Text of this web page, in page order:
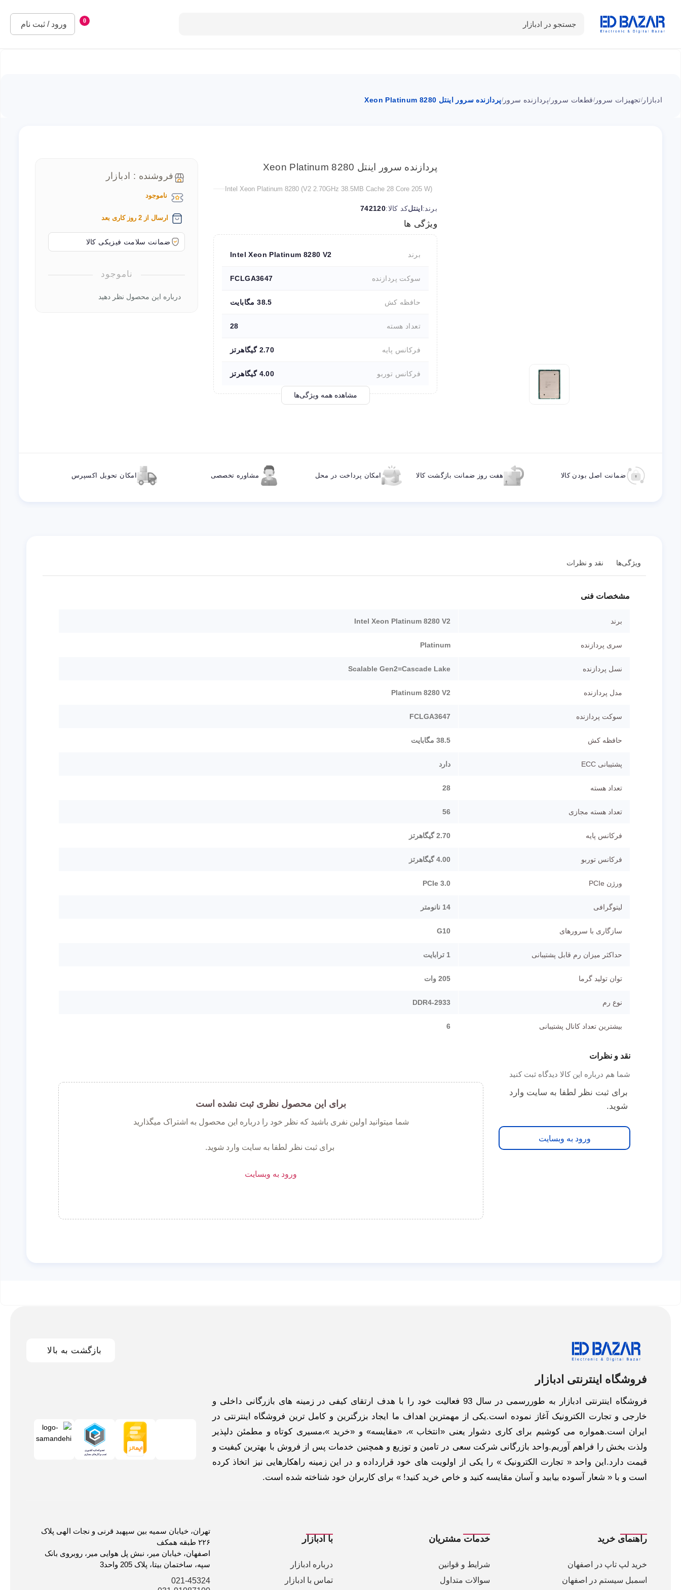
جستجو در ادبازار 0
ورود / ثبت نام
دسته بندی محصولات
ادبازار /تجهیزات سرور/قطعات سرور /پردازنده سرور/پردازنده سرور اینتل Xeon Platinum 8280
پردازنده سرور اینتل Xeon Platinum 8280
Intel Xeon Platinum 8280 (V2 2.70GHz 38.5MB Cache 28 Core 205 W)
برند: اینتلکد کالا:742120
ویژگی ها
برند Intel Xeon Platinum 8280 V2
سوکت پردازنده FCLGA3647
حافظه کش 38.5 مگابایت
تعداد هسته 28
فرکانس پایه 2.70 گیگاهرتز
فرکانس توربو 4.00 گیگاهرتز
مشاهده همه ویژگی‌ها
فروشنده : ادبازار
ناموجود
ارسال از 2 روز کاری بعد
ضمانت سلامت فیزیکی کالا
ناموجود
درباره این محصول نظر دهید
ضمانت اصل بودن کالا هفت روز ضمانت بازگشت کالا امکان پرداخت در محل مشاوره تخصصی امکان تحویل اکسپرس
ویژگی‌ها نقد و نظرات
مشخصات فنی
برند Intel Xeon Platinum 8280 V2
سری پردازنده Platinum
نسل پردازنده Scalable Gen2=Cascade Lake
مدل پردازنده Platinum 8280 V2
سوکت پردازنده FCLGA3647
حافظه کش 38.5 مگابایت
پشتیبانی ECC دارد
تعداد هسته 28
تعداد هسته مجازی 56
فرکانس پایه 2.70 گیگاهرتز
فرکانس توربو 4.00 گیگاهرتز
ورژن PCIe PCIe 3.0
لیتوگرافی 14 نانومتر
سازگاری با سرورهای G10
حداکثر میزان رم قابل پشتیبانی 1 ترابایت
توان تولید گرما 205 وات
نوع رم DDR4-2933
بیشترین تعداد کانال پشتیبانی 6
نقد و نظرات
شما هم درباره این کالا دیدگاه ثبت کنید
برای ثبت نظر لطفا به سایت وارد
شوید.
ورود به وبسایت
برای این محصول نظری ثبت نشده است
شما میتوانید اولین نفری باشید که نظر خود را درباره این محصول به اشتراک میگذارید
برای ثبت نظر لطفا به سایت وارد شوید.
ورود به وبسایت
بازگشت به بالا
فروشگاه اینترنتی ادبازار
فروشگاه اینترنتی ادبازار به طوررسمی در سال 93 فعالیت خود را با هدف ارتقای کیفی در زمینه های بازرگانی داخلی و
خارجی و تجارت الکترونیک آغاز نموده است.یکی از مهمترین اهداف ما ایجاد بزرگترین و کامل ترین فروشگاه اینترنتی در
ایران است.همواره می کوشیم برای کاری دشوار یعنی «انتخاب »، «مقایسه» و «خرید »،مسیری کوتاه و مطمئن دلپذیر
ولذت بخش را فراهم آوریم.واحد بازرگانی شرکت سعی در تامین و توزیع و همچنین خدمات پس از فروش با بهترین کیفیت و
قیمت دارد.این واحد « تجارت الکترونیک » را یکی از اولویت های خود قرارداده و در این زمینه راهکارهایی نیز اتخاذ کرده
است و با « شعار آسوده بیابید و آسان مقایسه کنید و خاص خرید کنید! » برای کاربران خود شناخته شده است.
راهنمای خرید
خرید لپ تاپ در اصفهان
اسمبل سیستم در اصفهان
خدمات مشتریان
شرایط و قوانین
سوالات متداول
با ادبازار
درباره ادبازار
تماس با ادبازار
تهران، خیابان سمیه بین سپهبد قرنی و نجات الهی پلاک
۲۲۶ طبقه همکف
اصفهان، خیابان میر، نبش پل هوایی میر، روبروی بانک
سپه، ساختمان بیتا، پلاک 205 واحد3
021-45324